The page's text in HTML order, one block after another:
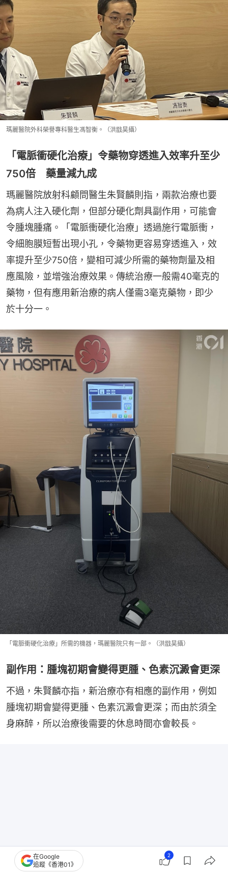
瑪麗醫院外科榮譽專科醫生馮智衡。（洪戩昊攝）
「電脈衝硬化治療」令藥物穿透進入效率升至少
750倍 藥量減九成
瑪麗醫院放射科顧問醫生朱賢麟則指，兩款治療也要
為病人注入硬化劑，但部分硬化劑具副作用，可能會
令腫塊腫痛。「電脈衝硬化治療」透過施行電脈衝，
令細胞膜短暫出現小孔，令藥物更容易穿透進入，效
率提升至少750倍，變相可減少所需的藥物劑量及相
應風險，並增強治療效果。傳統治療一般需40毫克的
藥物，但有應用新治療的病人僅需3毫克藥物，即少
於十分一。
「電脈衝硬化治療」所需的機器，瑪麗醫院只有一部。（洪戩昊攝）
副作用：腫塊初期會變得更腫、色素沉澱會更深
不過，朱賢麟亦指，新治療亦有相應的副作用，例如
腫塊初期會變得更腫、色素沉澱會更深；而由於須全
身麻醉，所以治療後需要的休息時間亦會較長。
在Google
追蹤《香港01》
2